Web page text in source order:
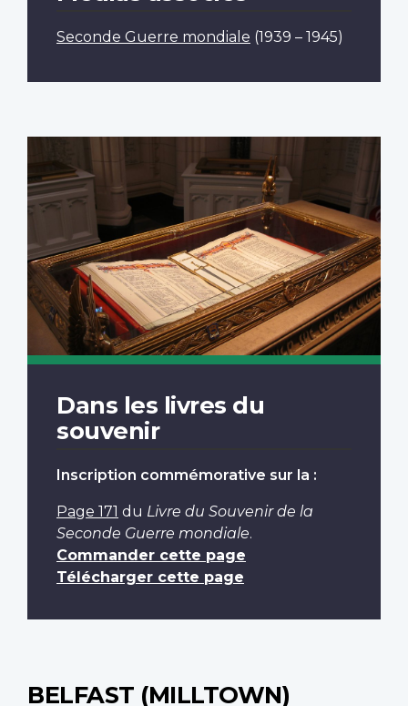
Seconde Guerre mondiale (1939 – 1945)
Dans les livres du
souvenir
Inscription commémorative sur la :
Page 171 du Livre du Souvenir de la
Seconde Guerre mondiale.
Commander cette page
Télécharger cette page
BELFAST (MILLTOWN)